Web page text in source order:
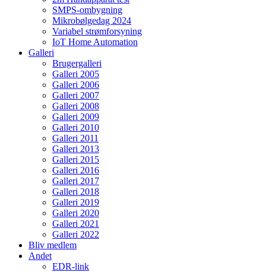
SMPS-ombygning
Mikrobølgedag 2024
Variabel strømforsyning
IoT Home Automation
Galleri
Brugergalleri
Galleri 2005
Galleri 2006
Galleri 2007
Galleri 2008
Galleri 2009
Galleri 2010
Galleri 2011
Galleri 2013
Galleri 2015
Galleri 2016
Galleri 2017
Galleri 2018
Galleri 2019
Galleri 2020
Galleri 2021
Galleri 2022
Bliv medlem
Andet
EDR-link